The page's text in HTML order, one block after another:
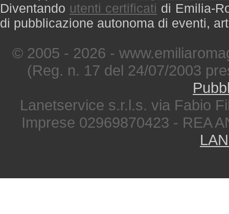
Diventando utenti certificati di Emilia-
di pubblicazione autonoma di eventi,
© 2005 - 2026 -
(Reg. n. 17 del 24/07/2003
Lanetservice s.r.l.s. via Fabio
Imprese 02969870423 - REA